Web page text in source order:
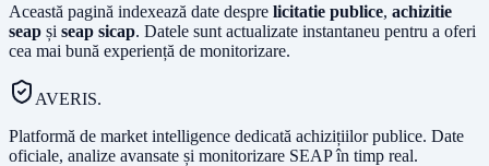
Această pagină indexează date despre licitatie publice, achizitie
seap și seap sicap. Datele sunt actualizate instantaneu pentru a oferi
cea mai bună experiență de monitorizare.
AVERIS.
Platformă de market intelligence dedicată achizițiilor publice. Date
oficiale, analize avansate și monitorizare SEAP în timp real.